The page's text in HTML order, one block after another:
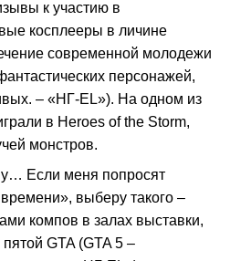
к участию в
косплееры в личине
современной молодежи
персонажей,
– «НГ‑EL»). На одном из
в Heroes of the Storm,
монстров.
Если меня попросят
выберу такого –
компов в залах выставки,
GTA (GTA 5 –